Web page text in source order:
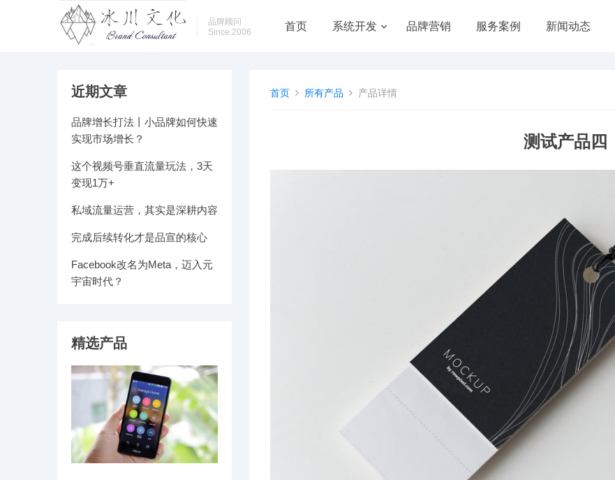
品牌顾问
Since.2006
首页 系统开发 品牌营销 服务案例 新闻动态
首页 所有产品 产品详情
测试产品四
近期文章
品牌增长打法丨小品牌如何快速
实现市场增长？
这个视频号垂直流量玩法，3天
变现1万+​
私域流量运营，其实是深耕内容
完成后续转化才是品宣的核心
Facebook改名为Meta，迈入元
宇宙时代？
精选产品